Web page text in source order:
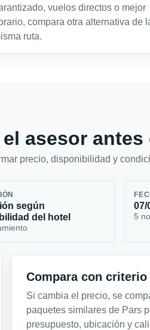
vuelos directos o mejor
compara otra alternativa de
ruta.
asesor antes
precio, disponibilidad y
según
del hotel
07/
5
Compara con criterio
Si cambia el precio, se
paquetes similares de Pars
presupuesto, ubicación y